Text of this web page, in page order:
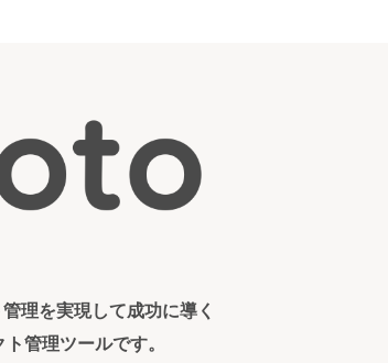
理を実現して成功に導く
管理ツールです。